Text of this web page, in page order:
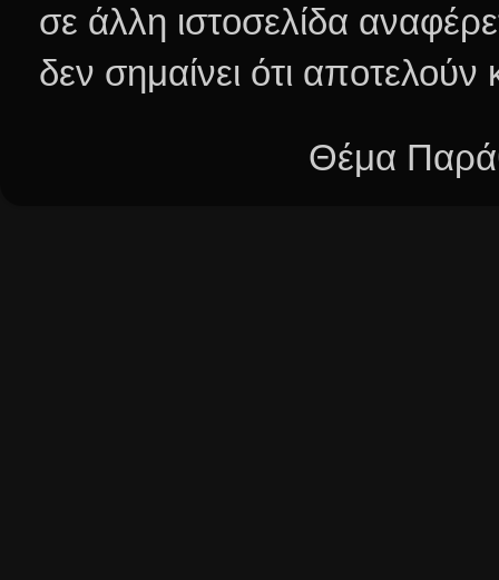
σε άλλη ιστοσελίδα
δεν σημαίνει ότι
Θέμα